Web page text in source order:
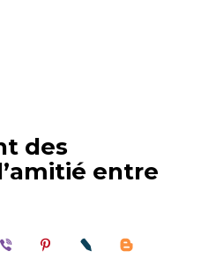
des
entre